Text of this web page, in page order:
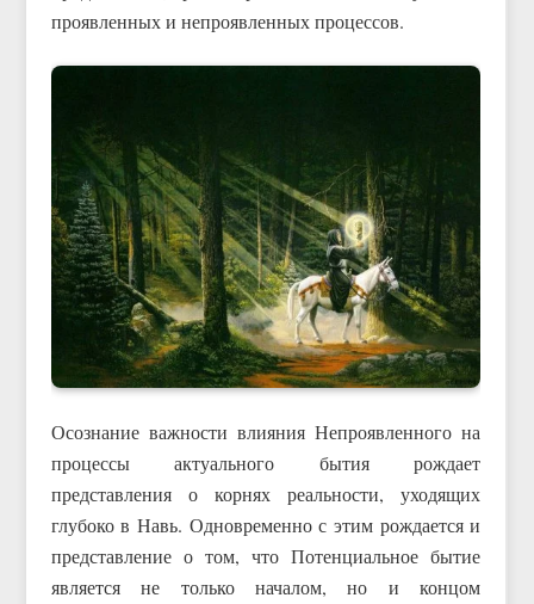
проявленных и непроявленных процессов.
Осознание важности влияния Непроявленного на
процессы актуального бытия рождает
представления о корнях реальности, уходящих
глубоко в Навь. Одновременно с этим рождается и
представление о том, что Потенциальное бытие
является не только началом, но и концом